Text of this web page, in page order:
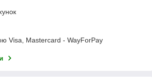
Visa, Mastercard - WayForPay